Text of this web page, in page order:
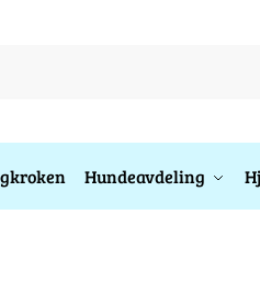
Hundeavdeling